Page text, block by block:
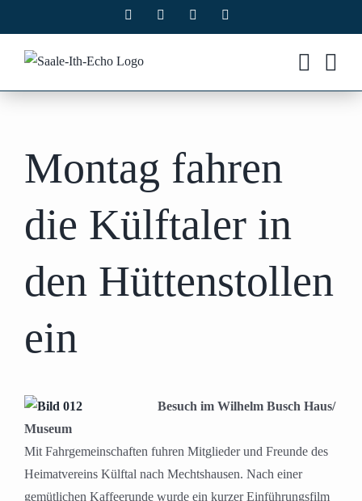
Inhalt
springen
Facebook Instagram
Montag fahren
die Külftaler in
den Hüttenstollen
ein
Besuch im Wilhelm Busch Haus/
Museum
Mit Fahrgemeinschaften fuhren Mitglieder und Freunde des
Heimatvereins Külftal nach Mechtshausen. Nach einer
gemütlichen Kaffeerunde wurde ein kurzer Einführungsfilm